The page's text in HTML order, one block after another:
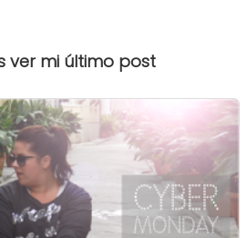
vermi último post